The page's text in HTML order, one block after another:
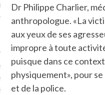
! Marcheuse des villes,
des ruines et des
qui Marche : pousseuse
cochère ou pas. Mais
pas d’interdit. Vélo,
bateau…
Dr Philippe Charlier,
anthropologue. «La
aux yeux de ses
impropre à toute
puisque dans ce
physiquement», pour
et de la police.